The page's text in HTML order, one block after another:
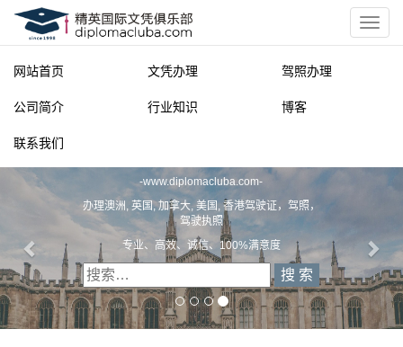
网站首页 文凭办理 驾照办理
公司简介 行业知识 博客
联系我们
-www.diplomacluba.com-
办理澳洲, 英国, 加拿大, 美国, 香港驾驶证，驾照，
驾驶执照
专业、高效、诚信、100%满意度